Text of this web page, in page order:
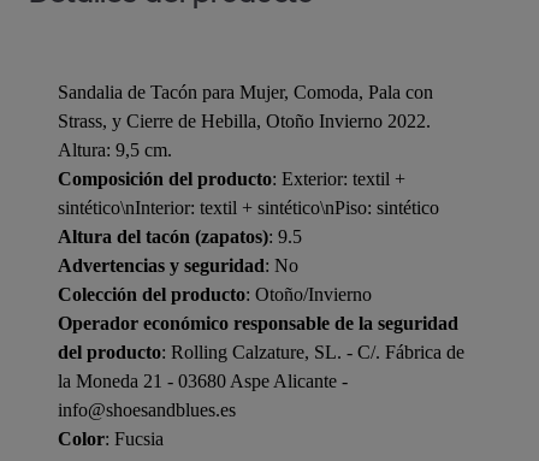
Sandalia de Tacón para Mujer, Comoda, Pala con
Strass, y Cierre de Hebilla, Otoño Invierno 2022.
Altura: 9,5 cm.
Composición del producto: Exterior: textil +
sintético\nInterior: textil + sintético\nPiso: sintético
Altura del tacón (zapatos): 9.5
Advertencias y seguridad: No
Colección del producto: Otoño/Invierno
Operador económico responsable de la seguridad
del producto: Rolling Calzature, SL. - C/. Fábrica de
la Moneda 21 - 03680 Aspe Alicante -
info@shoesandblues.es
Color: Fucsia